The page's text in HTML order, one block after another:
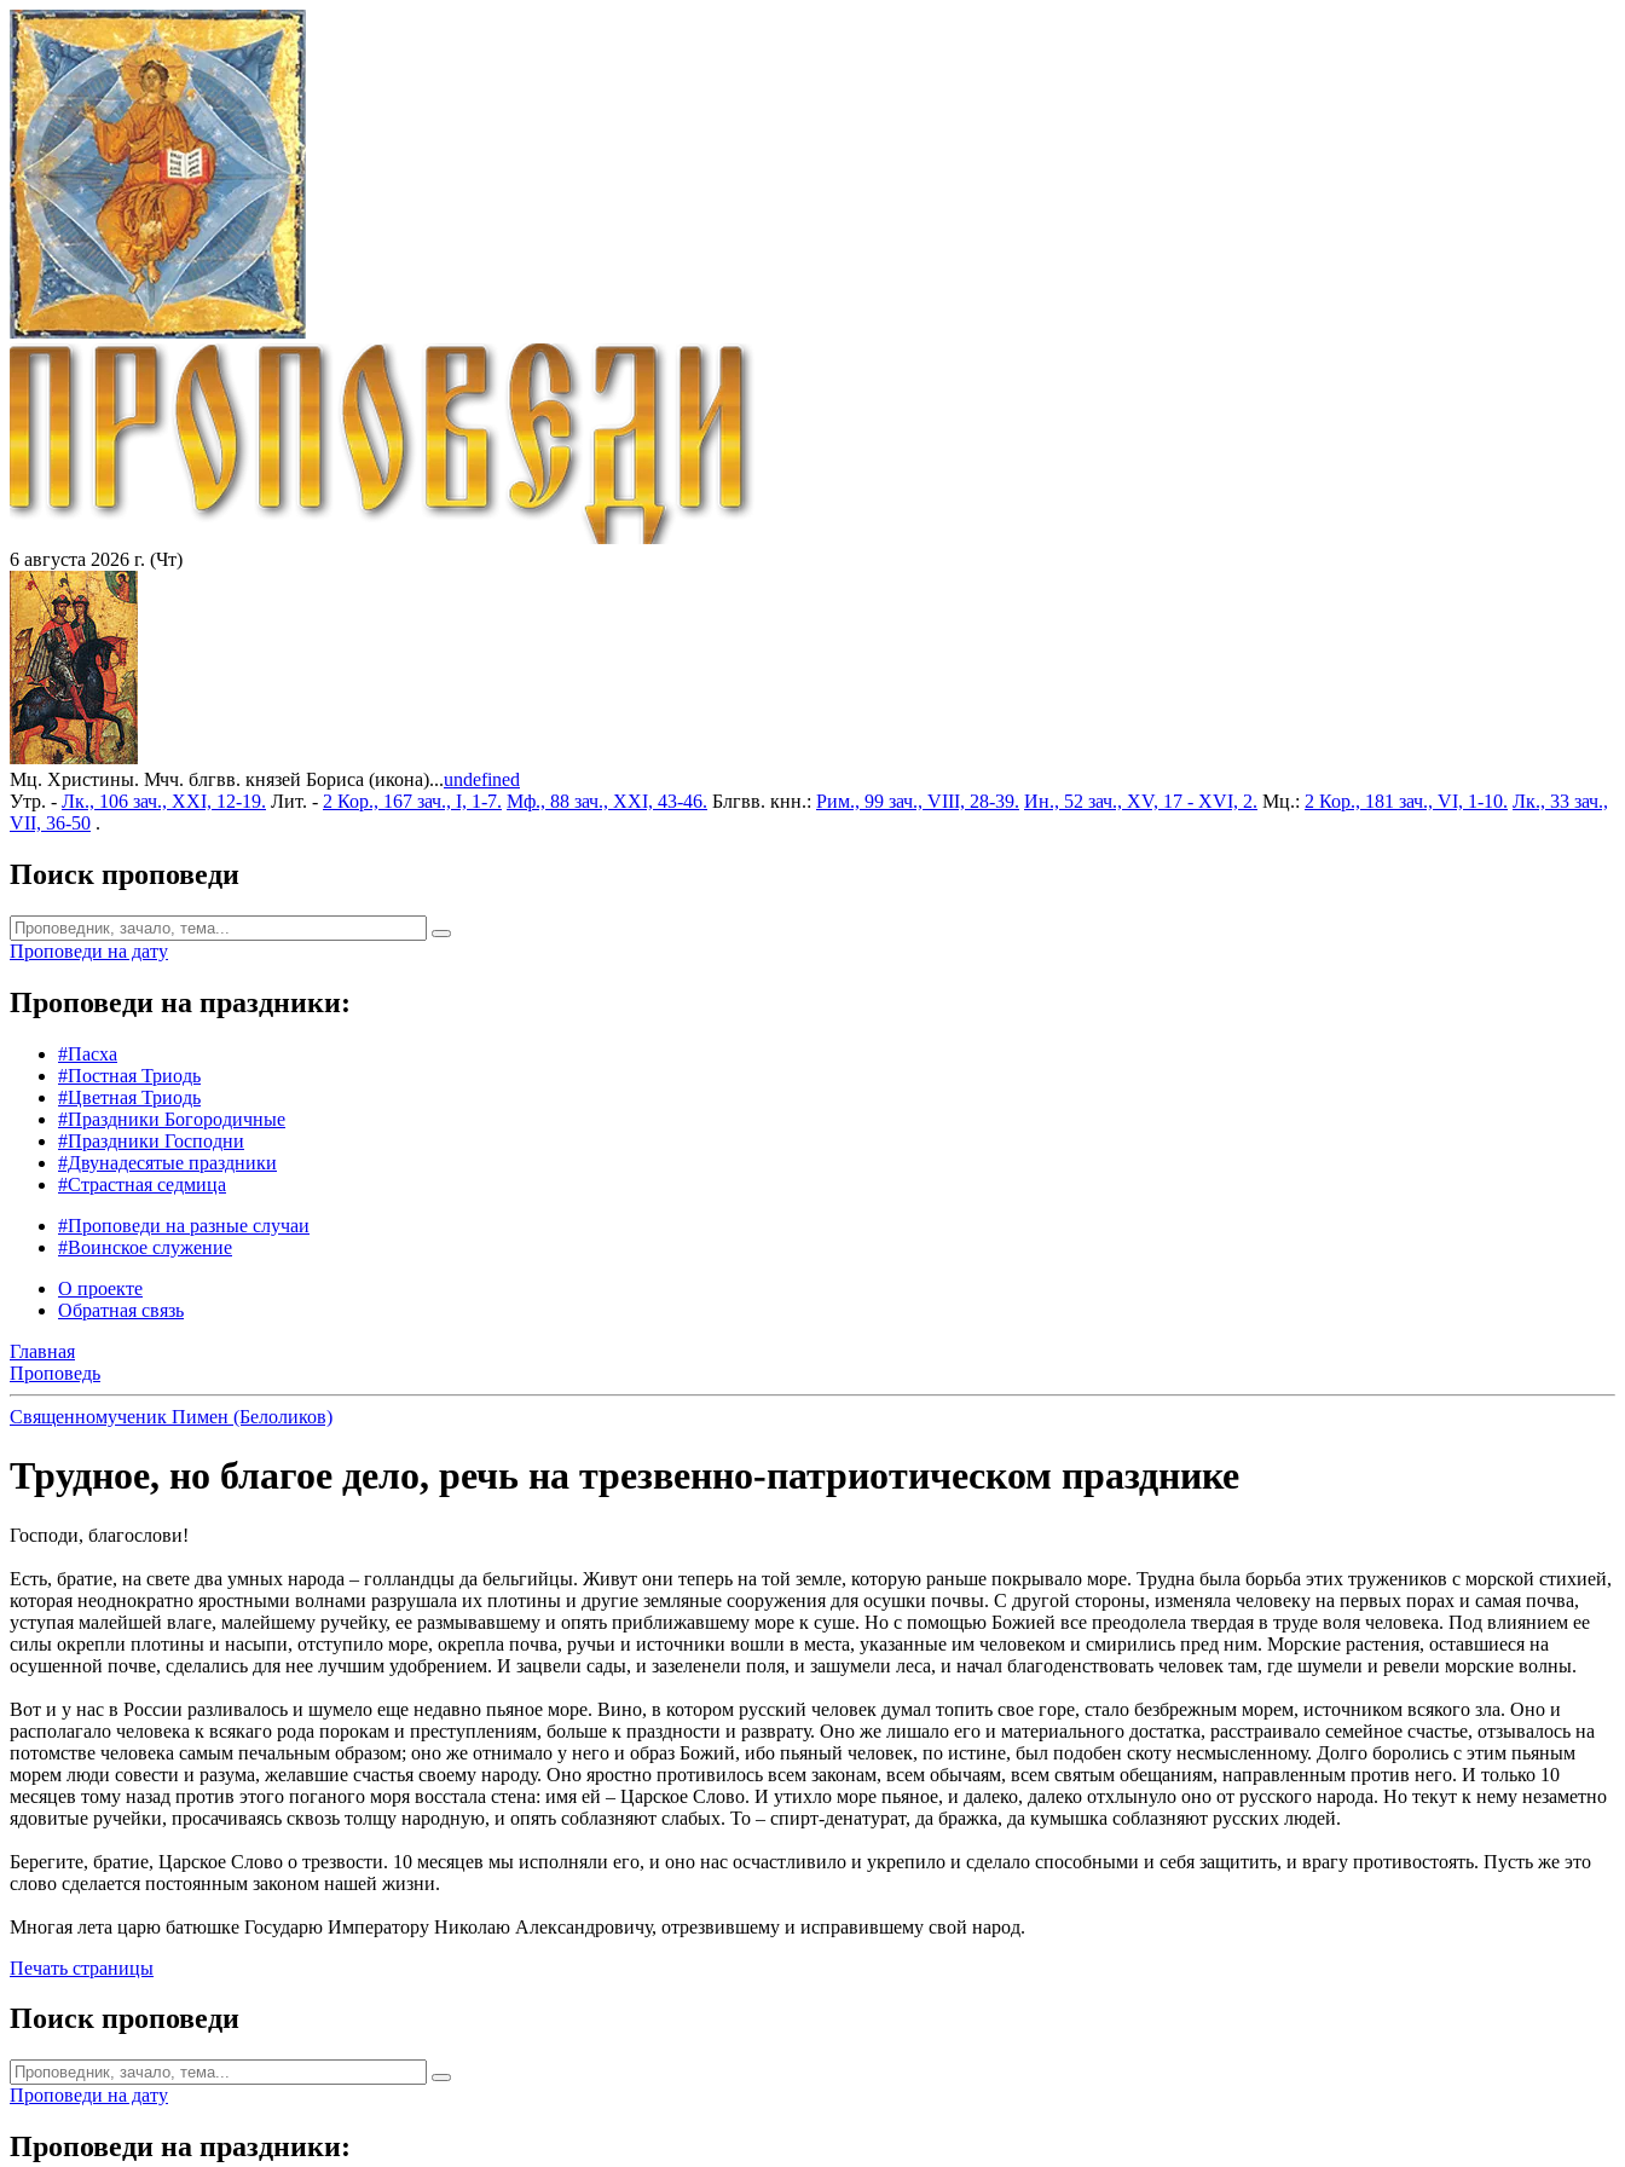
6 августа 2026 г. (Чт)
Мц. Христины. Мчч. блгвв. князей Бориса (икона)...undefined
Утр. - Лк., 106 зач., XXI, 12-19. Лит. - 2 Кор., 167 зач., I, 1-7. Мф., 88 зач., XXI, 43-46. Блгвв. кнн.: Рим., 99 зач., VIII, 28-39. Ин., 52 зач., XV, 17 - XVI, 2. Мц.: 2 Кор., 181 зач., VI, 1-10. Лк., 33 зач.,
VII, 36-50 .
Поиск проповеди
Проповеди на дату
Проповеди на праздники:
#Пасха
#Постная Триодь
#Цветная Триодь
#Праздники Богородичные
#Праздники Господни
#Двунадесятые праздники
#Страстная седмица
#Проповеди на разные случаи
#Воинское служение
О проекте
Обратная связь
Главная
Проповедь
Священномученик Пимен (Белоликов)
Трудное, но благое дело, речь на трезвенно-патриотическом празднике
Господи, благослови!
Есть, братие, на свете два умных народа – голландцы да бельгийцы. Живут они теперь на той земле, которую раньше покрывало море. Трудна была борьба этих тружеников с морской стихией,
которая неоднократно яростными волнами разрушала их плотины и другие земляные сооружения для осушки почвы. С другой стороны, изменяла человеку на первых порах и самая почва,
уступая малейшей влаге, малейшему ручейку, ее размывавшему и опять приближавшему море к суше. Но с помощью Божией все преодолела твердая в труде воля человека. Под влиянием ее
силы окрепли плотины и насыпи, отступило море, окрепла почва, ручьи и источники вошли в места, указанные им человеком и смирились пред ним. Морские растения, оставшиеся на
осушенной почве, сделались для нее лучшим удобрением. И зацвели сады, и зазеленели поля, и зашумели леса, и начал благоденствовать человек там, где шумели и ревели морские волны.
Вот и у нас в России разливалось и шумело еще недавно пьяное море. Вино, в котором русский человек думал топить свое горе, стало безбрежным морем, источником всякого зла. Оно и
располагало человека к всякаго рода порокам и преступлениям, больше к праздности и разврату. Оно же лишало его и материального достатка, расстраивало семейное счастье, отзывалось на
потомстве человека самым печальным образом; оно же отнимало у него и образ Божий, ибо пьяный человек, по истине, был подобен скоту несмысленному. Долго боролись с этим пьяным
морем люди совести и разума, желавшие счастья своему народу. Оно яростно противилось всем законам, всем обычаям, всем святым обещаниям, направленным против него. И только 10
месяцев тому назад против этого поганого моря восстала стена: имя ей – Царское Слово. И утихло море пьяное, и далеко, далеко отхлынуло оно от русского народа. Но текут к нему незаметно
ядовитые ручейки, просачиваясь сквозь толщу народную, и опять соблазняют слабых. То – спирт-денатурат, да бражка, да кумышка соблазняют русских людей.
Берегите, братие, Царское Слово о трезвости. 10 месяцев мы исполняли его, и оно нас осчастливило и укрепило и сделало способными и себя защитить, и врагу противостоять. Пусть же это
слово сделается постоянным законом нашей жизни.
Многая лета царю батюшке Государю Императору Николаю Александровичу, отрезвившему и исправившему свой народ.
Печать страницы
Поиск проповеди
Проповеди на дату
Проповеди на праздники: